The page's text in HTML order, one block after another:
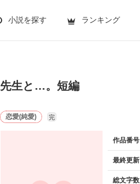
小説を探す ランキング
先生と…。短編
恋愛(純愛) 完
作品番号
最終更新
総文字数